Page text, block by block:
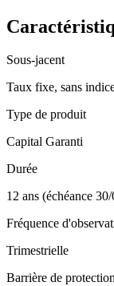
Sous-jacent
Taux fixe, sans
Type de produit
Capital Garanti
Durée
12 ans (échéance
Fréquence
Trimestrielle
Barrière de